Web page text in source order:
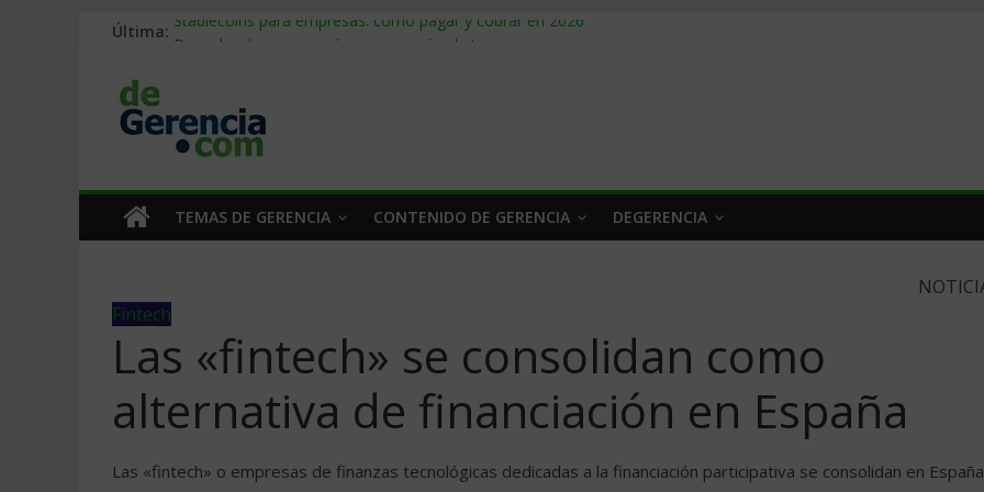
Última: Stablecoins para empresas: cómo pagar y cobrar en 2026
Trabajo forzoso en la cadena de suministro: qué hacer
Mercado hispano de EE. UU.: cómo segmentarlo y venderle
TEMAS DE GERENCIA CONTENIDO DE GERENCIA DEGERENCIA
Fintech
Las «fintech» se consolidan como
alternativa de financiación en España
Las «fintech» o empresas de finanzas tecnológicas dedicadas a la financiación participativa se consolidan en España